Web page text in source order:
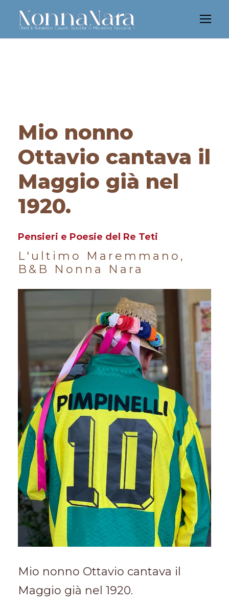
Mio nonno
Ottavio cantava il
Maggio già nel
1920.
Pensieri e Poesie del Re Teti
L'ultimo Maremmano,
B&B Nonna Nara
Mio nonno Ottavio cantava il
Maggio già nel 1920.